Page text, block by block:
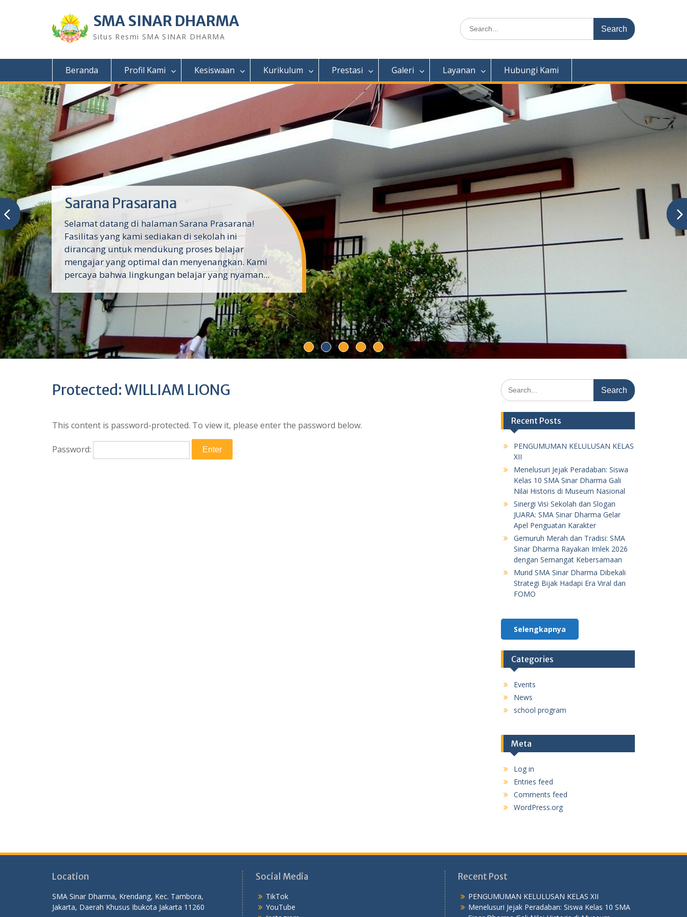
SMA SINAR DHARMA
Situs Resmi SMA SINAR DHARMA
Search
for:
Beranda Profil Kami Kesiswaan Kurikulum Prestasi Galeri Layanan Hubungi Kami
Sarana Prasarana
Selamat datang di halaman Sarana Prasarana!
Fasilitas yang kami sediakan di sekolah ini
dirancang untuk mendukung proses belajar
mengajar yang optimal dan menyenangkan. Kami
percaya bahwa lingkungan belajar yang nyaman...
Protected: WILLIAM LIONG
This content is password-protected. To view it, please enter the password below.
Password:
Search
for:
Recent Posts
PENGUMUMAN KELULUSAN KELAS
XII
Menelusuri Jejak Peradaban: Siswa
Kelas 10 SMA Sinar Dharma Gali
Nilai Historis di Museum Nasional
Sinergi Visi Sekolah dan Slogan
JUARA: SMA Sinar Dharma Gelar
Apel Penguatan Karakter
Gemuruh Merah dan Tradisi: SMA
Sinar Dharma Rayakan Imlek 2026
dengan Semangat Kebersamaan
Murid SMA Sinar Dharma Dibekali
Strategi Bijak Hadapi Era Viral dan
FOMO
Selengkapnya
Categories
Events
News
school program
Meta
Log in
Entries feed
Comments feed
WordPress.org
Location
SMA Sinar Dharma, Krendang, Kec. Tambora,
Jakarta, Daerah Khusus Ibukota Jakarta 11260
Social Media
TikTok
YouTube
Recent Post
PENGUMUMAN KELULUSAN KELAS XII
Menelusuri Jejak Peradaban: Siswa Kelas 10 SMA